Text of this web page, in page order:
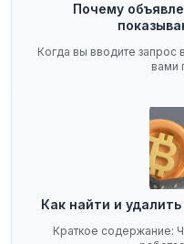
Почему
Когда вы вводите запрос
вами
Как найти и
Краткое содержание: